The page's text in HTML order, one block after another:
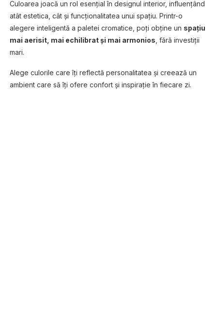
Culoarea joacă un rol esențial în designul interior, influențând
atât estetica, cât și funcționalitatea unui spațiu. Printr-o
alegere inteligentă a paletei cromatice, poți obține un spațiu
mai aerisit, mai echilibrat și mai armonios , fără investiții
mari.
Alege culorile care îți reflectă personalitatea și creează un
ambient care să îți ofere confort și inspirație în fiecare zi.